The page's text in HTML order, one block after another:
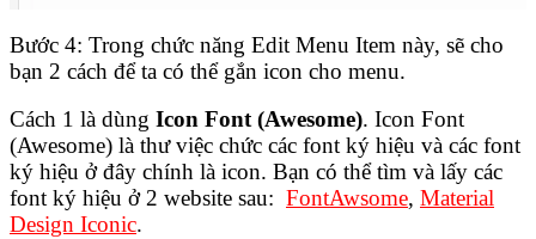
Bước 4: Trong chức năng Edit Menu Item này, sẽ cho
bạn 2 cách để ta có thể gắn icon cho menu.
Cách 1 là dùng Icon Font (Awesome). Icon Font
(Awesome) là thư việc chức các font ký hiệu và các font
ký hiệu ở đây chính là icon. Bạn có thể tìm và lấy các
font ký hiệu ở 2 website sau: FontAwsome, Material
Design Iconic.